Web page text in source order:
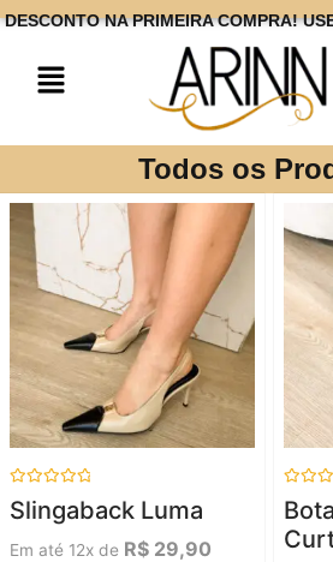
DESCONTO NA PRIMEIRA COMPRA!
Todos os
0
Slingaback Luma
Em até 12x de R$ 29,90
0
5